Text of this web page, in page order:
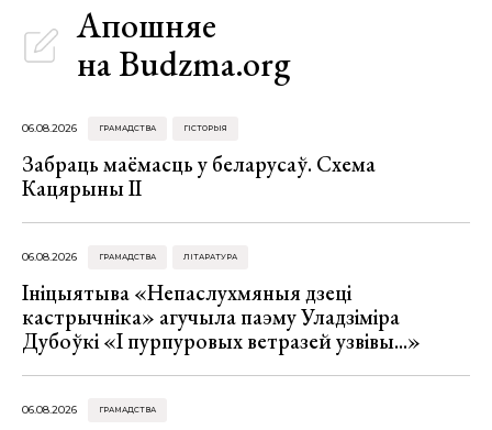
Апошняе
на Budzma.org
06.08.2026 ГРАМАДСТВА ГІСТОРЫЯ
Забраць маёмасць у беларусаў. Схема
Кацярыны ІІ
06.08.2026 ГРАМАДСТВА ЛІТАРАТУРА
Ініцыятыва «Непаслухмяныя дзеці
кастрычніка» агучыла паэму Уладзіміра
Дубоўкі «І пурпуровых ветразей узвівы...»
06.08.2026 ГРАМАДСТВА